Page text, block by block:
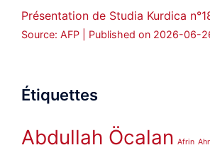
Présentation de Studia Kurdica
Source: AFP Published on 2026-06-
Étiquettes
Abdullah Öcalan Afrin